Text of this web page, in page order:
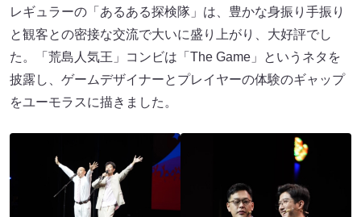
レギュラーの「あるある探検隊」は、豊かな身振り手振り
と観客との密接な交流で大いに盛り上がり、大好評でし
た。「荒島人気王」コンビは「The Game」というネタを
披露し、ゲームデザイナーとプレイヤーの体験のギャップ
をユーモラスに描きました。